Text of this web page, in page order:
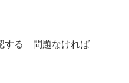
する 問題なければ